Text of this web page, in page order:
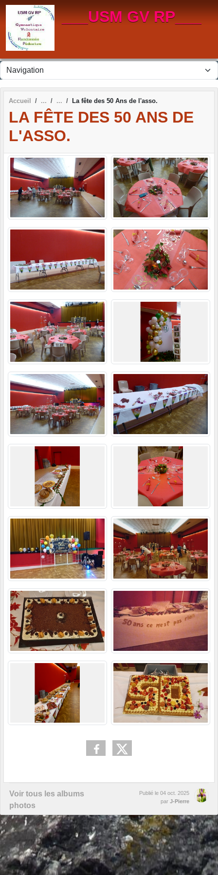
___USM GV RP___
Accueil La fête des 50 Ans de l'asso.
LA FÊTE DES 50 ANS DE
L'ASSO.
Voir tous les albums
photos
Publié le 04 oct. 2025
par J-Pierre
Panneau de gestion des cookies